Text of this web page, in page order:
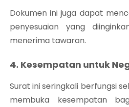
Dokumen ini juga dapat
penyesuaian yang
menerima tawaran.
4. Kesempatan untuk
Surat ini seringkali berfungsi
membuka kesempatan